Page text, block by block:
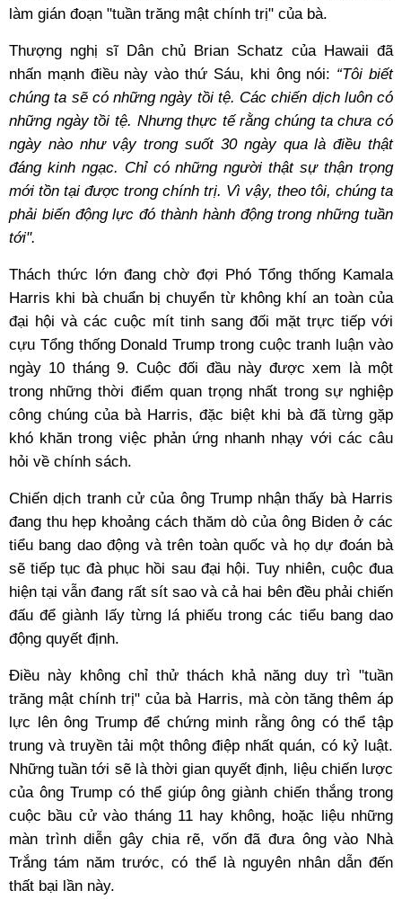
làm gián đoạn "tuần trăng mật chính trị" của bà.
Thượng nghị sĩ Dân chủ Brian Schatz của Hawaii đã
nhấn mạnh điều này vào thứ Sáu, khi ông nói: “Tôi biết
chúng ta sẽ có những ngày tồi tệ. Các chiến dịch luôn có
những ngày tồi tệ. Nhưng thực tế rằng chúng ta chưa có
ngày nào như vậy trong suốt 30 ngày qua là điều thật
đáng kinh ngạc. Chỉ có những người thật sự thận trọng
mới tồn tại được trong chính trị. Vì vậy, theo tôi, chúng ta
phải biến động lực đó thành hành động trong những tuần
tới".
Thách thức lớn đang chờ đợi Phó Tổng thống Kamala
Harris khi bà chuẩn bị chuyển từ không khí an toàn của
đại hội và các cuộc mít tinh sang đối mặt trực tiếp với
cựu Tổng thống Donald Trump trong cuộc tranh luận vào
ngày 10 tháng 9. Cuộc đối đầu này được xem là một
trong những thời điểm quan trọng nhất trong sự nghiệp
công chúng của bà Harris, đặc biệt khi bà đã từng gặp
khó khăn trong việc phản ứng nhanh nhạy với các câu
hỏi về chính sách.
Chiến dịch tranh cử của ông Trump nhận thấy bà Harris
đang thu hẹp khoảng cách thăm dò của ông Biden ở các
tiểu bang dao động và trên toàn quốc và họ dự đoán bà
sẽ tiếp tục đà phục hồi sau đại hội. Tuy nhiên, cuộc đua
hiện tại vẫn đang rất sít sao và cả hai bên đều phải chiến
đấu để giành lấy từng lá phiếu trong các tiểu bang dao
động quyết định.
Điều này không chỉ thử thách khả năng duy trì "tuần
trăng mật chính trị" của bà Harris, mà còn tăng thêm áp
lực lên ông Trump để chứng minh rằng ông có thể tập
trung và truyền tải một thông điệp nhất quán, có kỷ luật.
Những tuần tới sẽ là thời gian quyết định, liệu chiến lược
của ông Trump có thể giúp ông giành chiến thắng trong
cuộc bầu cử vào tháng 11 hay không, hoặc liệu những
màn trình diễn gây chia rẽ, vốn đã đưa ông vào Nhà
Trắng tám năm trước, có thể là nguyên nhân dẫn đến
thất bại lần này.